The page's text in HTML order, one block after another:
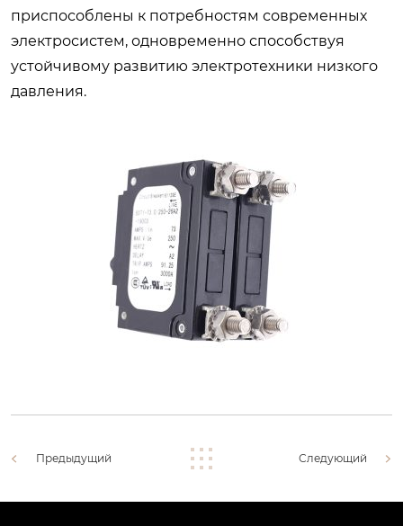
приспособлены к потребностям современных
электросистем, одновременно способствуя
устойчивому развитию электротехники низкого
давления.
Предыдущий Следующий